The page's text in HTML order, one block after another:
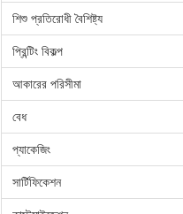
শিশু প্রতিরোধী বৈশিষ্ট্য
প্রিন্টিং বিকল্প
আকারের পরিসীমা
বেধ
প্যাকেজিং
সার্টিফিকেশন